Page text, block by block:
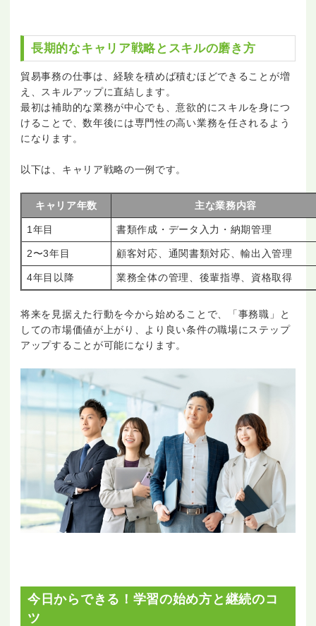
長期的なキャリア戦略とスキルの磨き方
貿易事務の仕事は、経験を積めば積むほどできることが増
え、スキルアップに直結します。
最初は補助的な業務が中心でも、意欲的にスキルを身につ
けることで、数年後には専門性の高い業務を任されるよう
になります。
以下は、キャリア戦略の一例です。
キャリア年数 主な業務内容
1年目 書類作成・データ入力・納期管理
2〜3年目 顧客対応、通関書類対応、輸出入管理
4年目以降 業務全体の管理、後輩指導、資格取得
将来を見据えた行動を今から始めることで、「事務職」と
しての市場価値が上がり、より良い条件の職場にステップ
アップすることが可能になります。
今日からできる！学習の始め方と継続のコ
ツ